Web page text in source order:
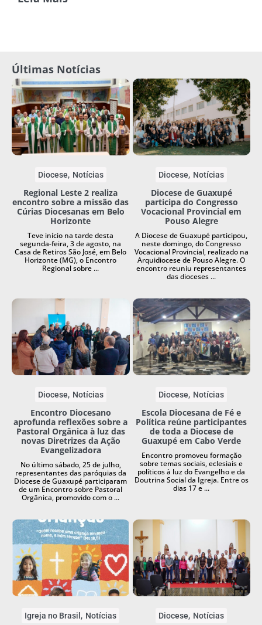
Últimas Notícias
Diocese Notícias
Regional Leste 2 realiza
encontro sobre a missão das
Cúrias Diocesanas em Belo
Horizonte
Teve início na tarde desta
segunda-feira, 3 de agosto, na
Casa de Retiros São José, em Belo
Horizonte (MG), o Encontro
Regional sobre ...
Diocese Notícias
Diocese de Guaxupé
participa do Congresso
Vocacional Provincial em
Pouso Alegre
A Diocese de Guaxupé participou,
neste domingo, do Congresso
Vocacional Provincial, realizado na
Arquidiocese de Pouso Alegre. O
encontro reuniu representantes
das dioceses ...
Diocese Notícias
Encontro Diocesano
aprofunda reflexões sobre a
Pastoral Orgânica à luz das
novas Diretrizes da Ação
Evangelizadora
No último sábado, 25 de julho,
representantes das paróquias da
Diocese de Guaxupé participaram
de um Encontro sobre Pastoral
Orgânica, promovido com o ...
Diocese Notícias
Escola Diocesana de Fé e
Política reúne participantes
de toda a Diocese de
Guaxupé em Cabo Verde
Encontro promoveu formação
sobre temas sociais, eclesiais e
políticos à luz do Evangelho e da
Doutrina Social da Igreja. Entre os
dias 17 e ...
Igreja no Brasil Notícias Diocese Notícias